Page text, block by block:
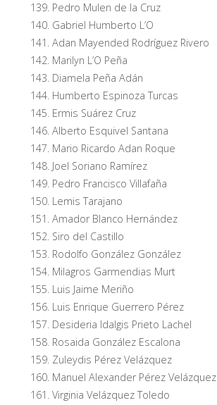
Pedro Mulen de la Cruz
Gabriel Humberto L’O
Adan Mayended Rodríguez Rivero
Marilyn L’O Peña
Diamela Peña Adán
Humberto Espinoza Turcas
Ermis Suárez Cruz
Alberto Esquivel Santana
Mario Ricardo Adan Roque
Joel Soriano Ramírez
Pedro Francisco Villafaña
Lemis Tarajano
Amador Blanco Hernández
Siro del Castillo
Rodolfo González González
Milagros Garmendias Murt
Luis Jaime Meriño
Luis Enrique Guerrero Pérez
Desideria Idalgis Prieto Lachel
Rosaida González Escalona
Zuleydis Pérez Velázquez
Manuel Alexander Pérez Velázquez
Virginia Velázquez Toledo